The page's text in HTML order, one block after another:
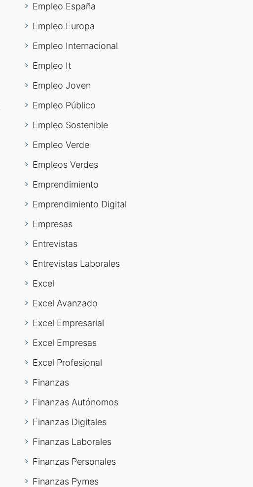
Empleo España
Empleo Europa
Empleo Internacional
Empleo It
Empleo Joven
Empleo Público
Empleo Sostenible
Empleo Verde
Empleos Verdes
Emprendimiento
Emprendimiento Digital
Empresas
Entrevistas
Entrevistas Laborales
Excel
Excel Avanzado
Excel Empresarial
Excel Empresas
Excel Profesional
Finanzas
Finanzas Autónomos
Finanzas Digitales
Finanzas Laborales
Finanzas Personales
Finanzas Pymes